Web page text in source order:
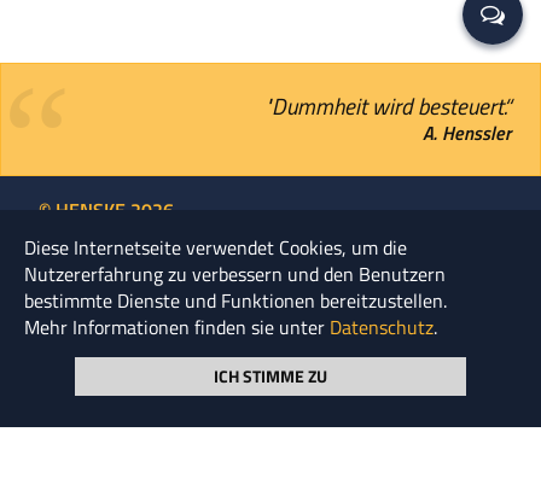
"Dummheit wird besteuert.“
A. Henssler
Seite durchsuchen
© HENSKE 2026
NEWSLETTER ABONNIEREN
Diese Internetseite verwendet Cookies, um die
Nutzererfahrung zu verbessern und den Benutzern
bestimmte Dienste und Funktionen bereitzustellen.
Mehr Informationen finden sie unter Datenschutz.
ICH STIMME ZU